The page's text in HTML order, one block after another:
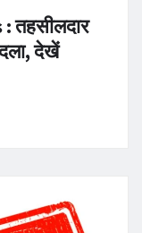
तहसीलदार
देखें